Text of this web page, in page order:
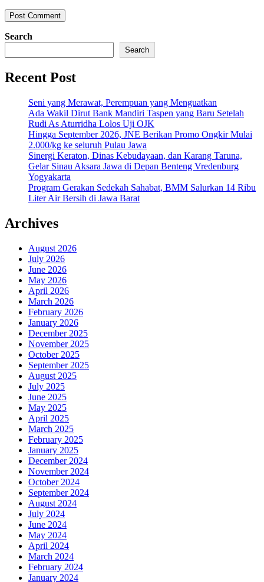
Search
Search
Recent Post
Seni yang Merawat, Perempuan yang Menguatkan
Ada Wakil Dirut Bank Mandiri Taspen yang Baru Setelah
Rudi As Aturridha Lolos Uji OJK
Hingga September 2026, JNE Berikan Promo Ongkir Mulai
2.000/kg ke seluruh Pulau Jawa
Sinergi Keraton, Dinas Kebudayaan, dan Karang Taruna,
Gelar Sinau Aksara Jawa di Depan Benteng Vredenburg
Yogyakarta
Program Gerakan Sedekah Sahabat, BMM Salurkan 14 Ribu
Liter Air Bersih di Jawa Barat
Archives
August 2026
July 2026
June 2026
May 2026
April 2026
March 2026
February 2026
January 2026
December 2025
November 2025
October 2025
September 2025
August 2025
July 2025
June 2025
May 2025
April 2025
March 2025
February 2025
January 2025
December 2024
November 2024
October 2024
September 2024
August 2024
July 2024
June 2024
May 2024
April 2024
March 2024
February 2024
January 2024